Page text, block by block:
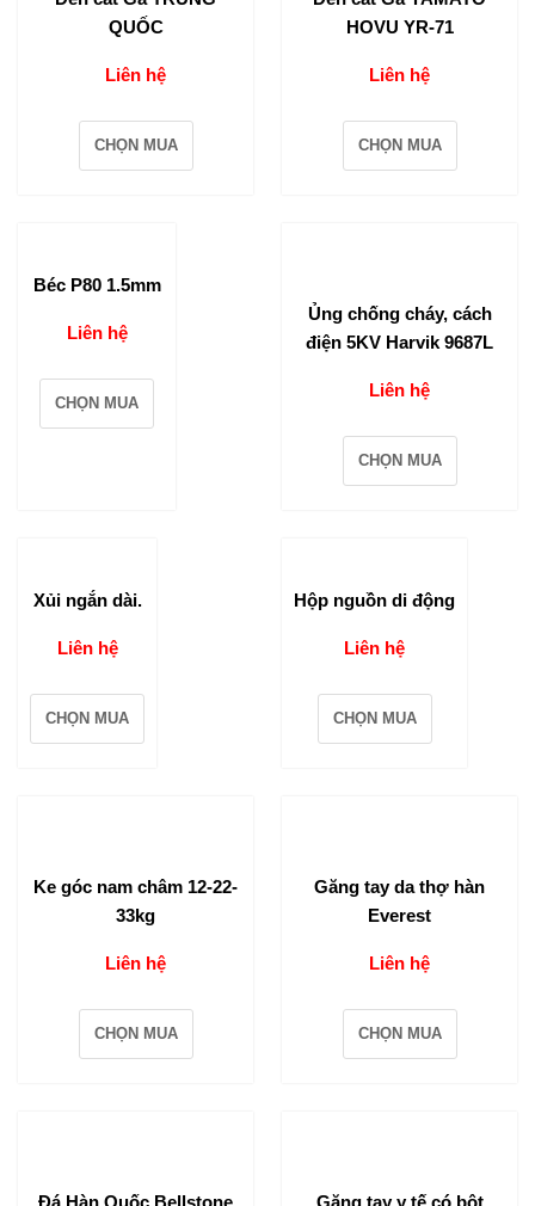
QUỐC
Liên hệ
CHỌN MUA
HOVU YR-71
Liên hệ
CHỌN MUA
Béc P80 1.5mm
Liên hệ
CHỌN MUA
Ủng chống cháy, cách
điện 5KV Harvik 9687L
Liên hệ
CHỌN MUA
Xủi ngắn dài.
Liên hệ
CHỌN MUA
Hộp nguồn di động
Liên hệ
CHỌN MUA
Ke góc nam châm 12-22-
33kg
Liên hệ
CHỌN MUA
Găng tay da thợ hàn
Everest
Liên hệ
CHỌN MUA